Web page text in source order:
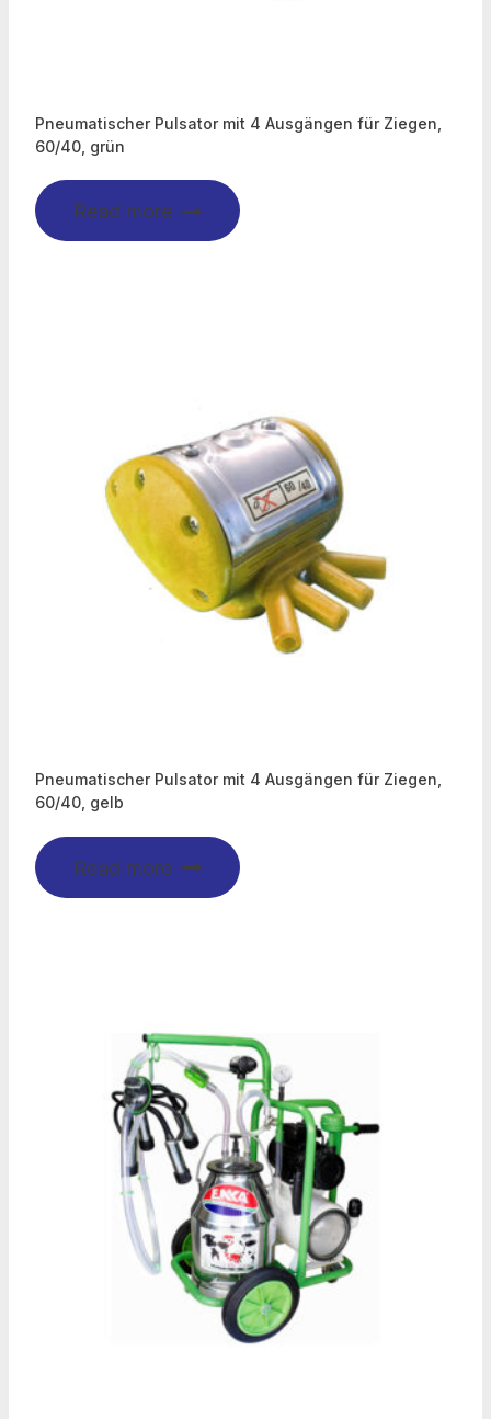
Pneumatischer Pulsator mit 4 Ausgängen für Ziegen,
60/40, grün
Read more
Pneumatischer Pulsator mit 4 Ausgängen für Ziegen,
60/40, gelb
Read more